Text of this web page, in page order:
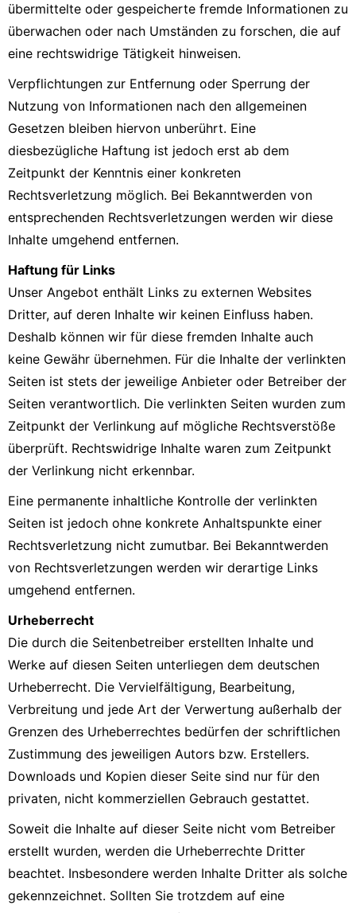
übermittelte oder gespeicherte fremde Informationen zu
überwachen oder nach Umständen zu forschen, die auf
eine rechtswidrige Tätigkeit hinweisen.
Verpflichtungen zur Entfernung oder Sperrung der
Nutzung von Informationen nach den allgemeinen
Gesetzen bleiben hiervon unberührt. Eine
diesbezügliche Haftung ist jedoch erst ab dem
Zeitpunkt der Kenntnis einer konkreten
Rechtsverletzung möglich. Bei Bekanntwerden von
entsprechenden Rechtsverletzungen werden wir diese
Inhalte umgehend entfernen.
Haftung für Links
Unser Angebot enthält Links zu externen Websites
Dritter, auf deren Inhalte wir keinen Einfluss haben.
Deshalb können wir für diese fremden Inhalte auch
keine Gewähr übernehmen. Für die Inhalte der verlinkten
Seiten ist stets der jeweilige Anbieter oder Betreiber der
Seiten verantwortlich. Die verlinkten Seiten wurden zum
Zeitpunkt der Verlinkung auf mögliche Rechtsverstöße
überprüft. Rechtswidrige Inhalte waren zum Zeitpunkt
der Verlinkung nicht erkennbar.
Eine permanente inhaltliche Kontrolle der verlinkten
Seiten ist jedoch ohne konkrete Anhaltspunkte einer
Rechtsverletzung nicht zumutbar. Bei Bekanntwerden
von Rechtsverletzungen werden wir derartige Links
umgehend entfernen.
Urheberrecht
Die durch die Seitenbetreiber erstellten Inhalte und
Werke auf diesen Seiten unterliegen dem deutschen
Urheberrecht. Die Vervielfältigung, Bearbeitung,
Verbreitung und jede Art der Verwertung außerhalb der
Grenzen des Urheberrechtes bedürfen der schriftlichen
Zustimmung des jeweiligen Autors bzw. Erstellers.
Downloads und Kopien dieser Seite sind nur für den
privaten, nicht kommerziellen Gebrauch gestattet.
Soweit die Inhalte auf dieser Seite nicht vom Betreiber
erstellt wurden, werden die Urheberrechte Dritter
beachtet. Insbesondere werden Inhalte Dritter als solche
gekennzeichnet. Sollten Sie trotzdem auf eine